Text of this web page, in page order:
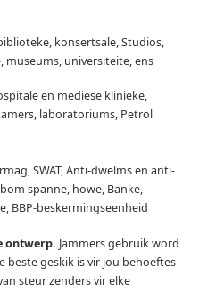
konsertsale, Studios,
museums, universiteite, ens
en mediese klinieke,
laboratoriums, Petrol
SWAT, Anti-dwelms en anti-
spanne, howe, Banke,
BBP-beskermingseenheid
ontwerp. Jammers gebruik word
beste geskik is vir jou behoeftes
steur zenders vir elke